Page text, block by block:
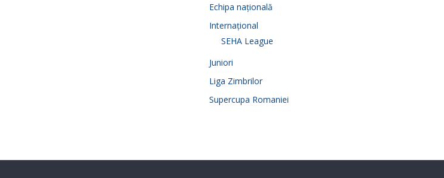
Echipa națională
Internațional
SEHA League
Juniori
Liga Zimbrilor
Supercupa Romaniei